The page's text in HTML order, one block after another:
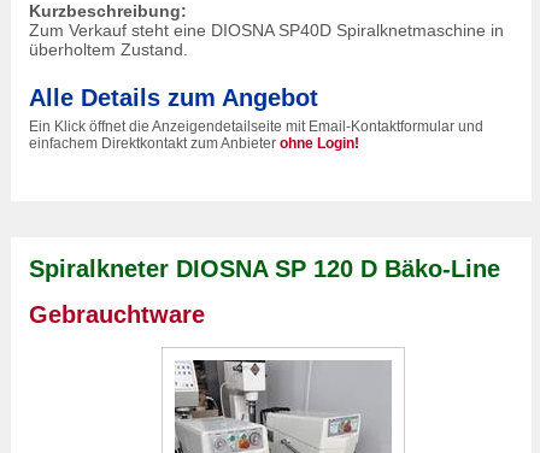
Kurzbeschreibung:
Zum Verkauf steht eine DIOSNA SP40D Spiralknetmaschine in
überholtem Zustand.
Alle Details zum Angebot
Ein Klick öffnet die Anzeigendetailseite mit Email-Kontaktformular und
einfachem Direktkontakt zum Anbieter ohne Login!
Spiralkneter DIOSNA SP 120 D Bäko-Line
Gebrauchtware